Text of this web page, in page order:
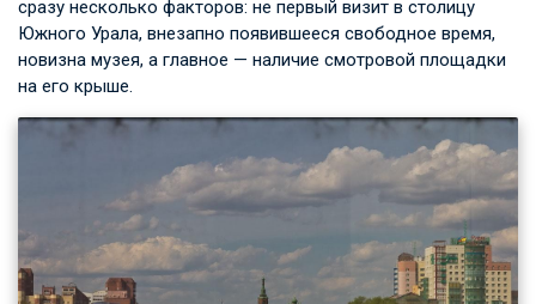
сразу несколько факторов: не первый визит в столицу
Южного Урала, внезапно появившееся свободное время,
новизна музея, а главное — наличие смотровой площадки
на его крыше.